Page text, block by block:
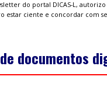
do portal DICAS-L,
estar ciente e concordar com
documentos